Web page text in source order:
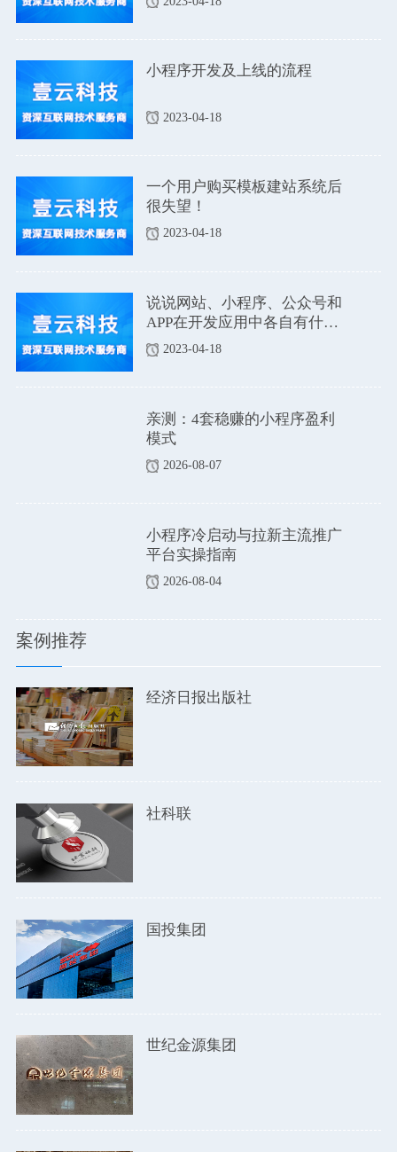
小程序开发及上线的流程
2023-04-18
一个用户购买模板建站系统后
很失望！
2023-04-18
说说网站、小程序、公众号和
APP在开发应用中各自有什么
优点和缺点吗？
2023-04-18
亲测：4套稳赚的小程序盈利
模式
2026-08-07
小程序冷启动与拉新主流推广
平台实操指南
2026-08-04
案例推荐
经济日报出版社
社科联
国投集团
世纪金源集团